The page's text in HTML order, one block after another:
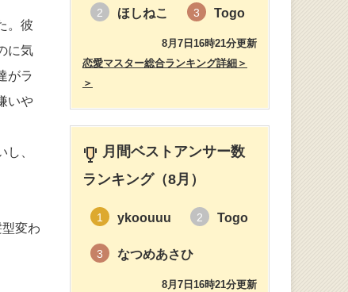
。彼
に気
がラ
いや
、
変わ
2 ほしねこ 3 Togo
8月7日16時21分更新
恋愛マスター総合ランキング詳細＞
＞
月間ベストアンサー数
ランキング（8月）
1 ykoouuu 2 Togo
3 なつめあさひ
8月7日16時21分更新